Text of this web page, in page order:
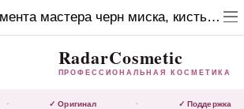
✕
Набор инструмента мастера черн миска, кисть, зажим, продувнач скелетная черная синий, зажимная рас
RadarCosmetic
ПРОФЕССИОНАЛЬНАЯ КОСМЕТИКА
· ✓ Оригинал · ✓ Поддержка